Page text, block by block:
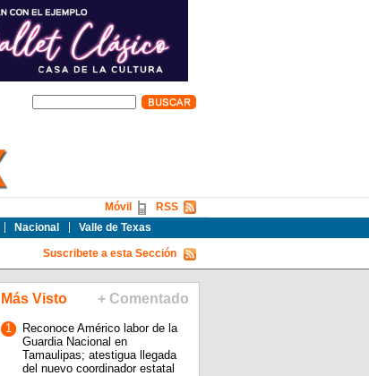
Nacional Valle de Texas
RSS
Móvil
Suscribete a esta Sección
Más Visto + Comentado
1
Reconoce Américo labor de la
Guardia Nacional en
Tamaulipas; atestigua llegada
del nuevo coordinador estatal